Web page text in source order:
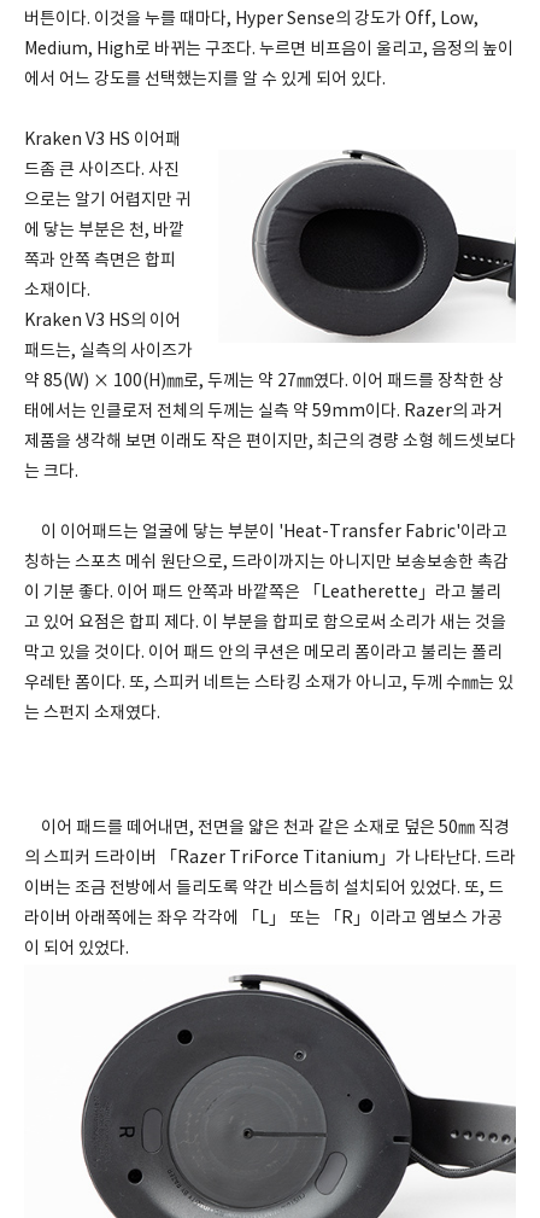
버튼이다. 이것을 누를 때마다, Hyper Sense의 강도가 Off, Low,
Medium, High로 바뀌는 구조다. 누르면 비프음이 울리고, 음정의 높이
에서 어느 강도를 선택했는지를 알 수 있게 되어 있다.
Kraken V3 HS 이어패
드좀 큰 사이즈다. 사진
으로는 알기 어렵지만 귀
에 닿는 부분은 천, 바깥
쪽과 안쪽 측면은 합피
소재이다.
Kraken V3 HS의 이어
패드는, 실측의 사이즈가
약 85(W) × 100(H)㎜로, 두께는 약 27㎜였다. 이어 패드를 장착한 상
태에서는 인클로저 전체의 두께는 실측 약 59mm이다. Razer의 과거
제품을 생각해 보면 이래도 작은 편이지만, 최근의 경량 소형 헤드셋보다
는 크다.
이 이어패드는 얼굴에 닿는 부분이 'Heat-Transfer Fabric'이라고
칭하는 스포츠 메쉬 원단으로, 드라이까지는 아니지만 보송보송한 촉감
이 기분 좋다. 이어 패드 안쪽과 바깥쪽은 「Leatherette」라고 불리
고 있어 요점은 합피 제다. 이 부분을 합피로 함으로써 소리가 새는 것을
막고 있을 것이다. 이어 패드 안의 쿠션은 메모리 폼이라고 불리는 폴리
우레탄 폼이다. 또, 스피커 네트는 스타킹 소재가 아니고, 두께 수㎜는 있
는 스펀지 소재였다.
이어 패드를 떼어내면, 전면을 얇은 천과 같은 소재로 덮은 50㎜ 직경
의 스피커 드라이버 「Razer TriForce Titanium」가 나타난다. 드라
이버는 조금 전방에서 들리도록 약간 비스듬히 설치되어 있었다. 또, 드
라이버 아래쪽에는 좌우 각각에 「L」 또는 「R」이라고 엠보스 가공
이 되어 있었다.